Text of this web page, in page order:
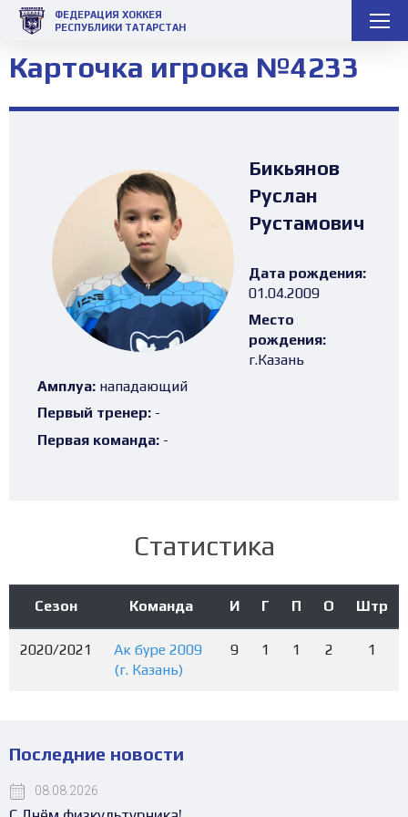
ФЕДЕРАЦИЯ ХОККЕЯ
РЕСПУБЛИКИ ТАТАРСТАН
Карточка игрока №4233
Бикьянов
Руслан
Рустамович
Дата рождения:
01.04.2009
Место
рождения:
г.Казань
Амплуа: нападающий
Первый тренер: -
Первая команда: -
Статистика
Сезон Команда И Г П О Штр
2020/2021
Ак буре 2009
(г. Казань)
9 1 1 2 1
Последние новости
08.08.2026